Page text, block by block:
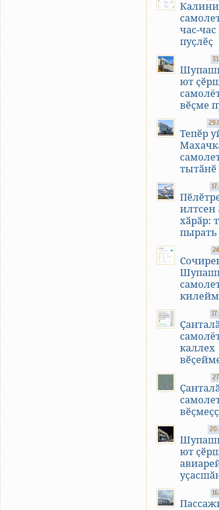
час-
пуҫлӗҫ
ют
вӗҫме
Тепӗр
тытӑнӗ
илтсен
хӑрӑр:
пырать
каллех
ют